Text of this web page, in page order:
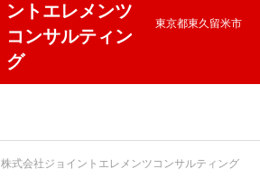
ントエレメンツ
コンサルティン
グ
東京都東久留米市
株式会社ジョイントエレメンツコンサルティング